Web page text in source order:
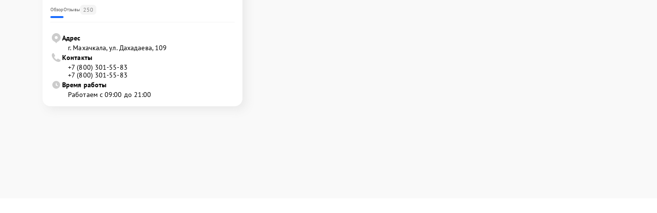
ОбзорОтзывы 250
Адрес
г. Махачкала, ул. Дахадаева, 109
Контакты
+7 (800) 301-55-83
+7 (800) 301-55-83
Время работы
Работаем с 09:00 до 21:00